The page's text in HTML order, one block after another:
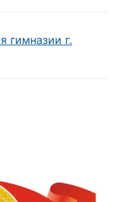
гимназии г.